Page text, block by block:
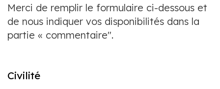
Merci de remplir le formulaire ci-dessous et
de nous indiquer vos disponibilités dans la
partie « commentaire".
Civilité